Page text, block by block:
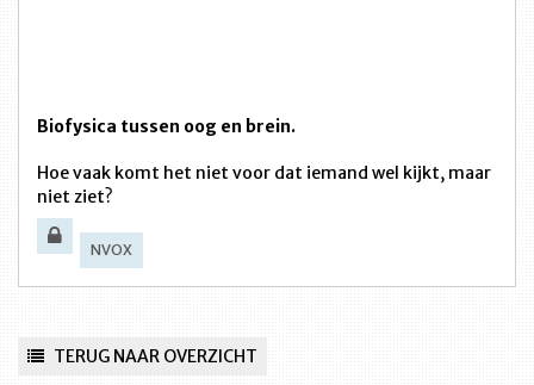
Biofysica tussen oog en brein.
Hoe vaak komt het niet voor dat iemand wel kijkt, maar
niet ziet?
NVOX
TERUG NAAR OVERZICHT